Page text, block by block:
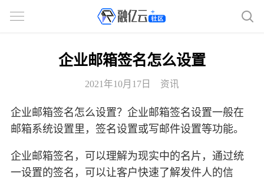
企业邮箱签名怎么设置
2021年10月17日 资讯
企业邮箱签名怎么设置？企业邮箱签名设置一般在
邮箱系统设置里，签名设置或写邮件设置等功能。
企业邮箱签名，可以理解为现实中的名片，通过统
一设置的签名，可以让客户快速了解发件人的信